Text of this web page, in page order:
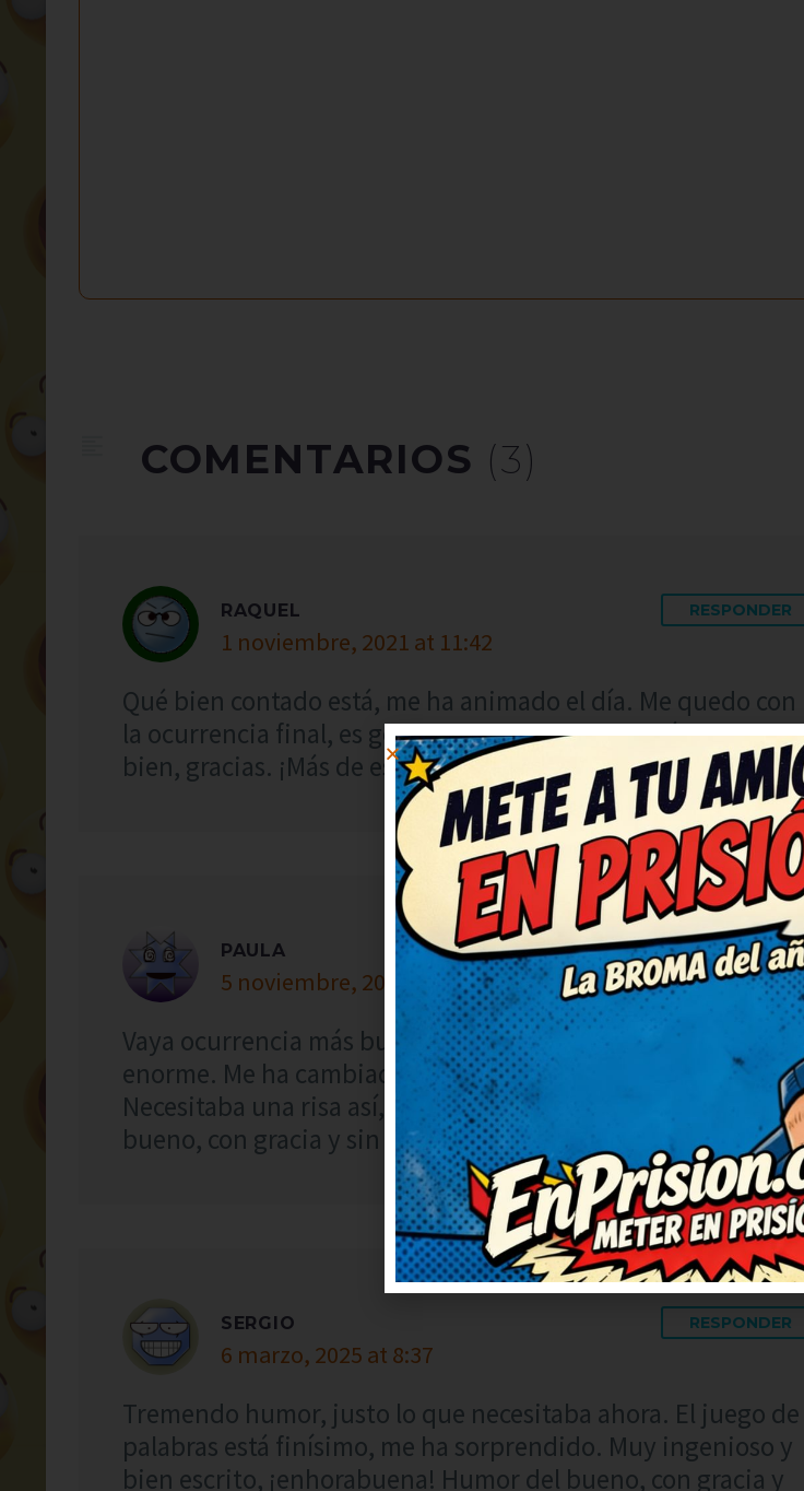
COMENTARIOS (3)
RAQUEL
1 noviembre, 2021 at 11:42
RESPONDER
Qué bien contado está, me ha animado el día. Me quedo con
la ocurrencia final, es genial. Me ha cambiado el ánimo para
bien, gracias. ¡Más de estos, por favor! Me alegran el día.
PAULA
5 noviembre, 2024 at 21:27
RESPONDER
Vaya ocurrencia más buena, me ha sacado una sonrisa
enorme. Me ha cambiado el ánimo para bien, gracias.
Necesitaba una risa así, gracias por publicarlo. Humor del
bueno, con gracia y sin ofender a nadie.
SERGIO
6 marzo, 2025 at 8:37
RESPONDER
Tremendo humor, justo lo que necesitaba ahora. El juego de
palabras está finísimo, me ha sorprendido. Muy ingenioso y
bien escrito, ¡enhorabuena! Humor del bueno, con gracia y